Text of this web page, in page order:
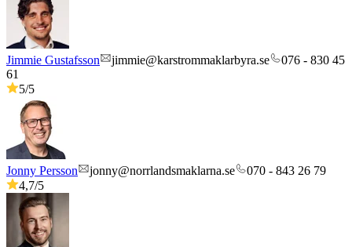
Jimmie Gustafsson jimmie@karstrommaklarbyra.se
076 - 830 45
61
5/5
Jonny Persson jonny@norrlandsmaklarna.se
070 - 843 26 79
4,7/5